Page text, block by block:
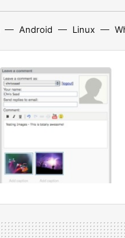
Android Linux